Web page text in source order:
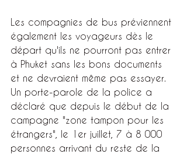
Les compagnies de bus préviennent
également les voyageurs dès le
départ qu'ils ne pourront pas entrer
à Phuket sans les bons documents
et ne devraient même pas essayer.
Un porte-parole de la police a
déclaré que depuis le début de la
campagne "zone tampon pour les
étrangers", le 1er juillet, 7 à 8 000
personnes arrivant du reste de la